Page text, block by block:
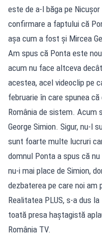
este de a-l băga pe
confirmare a faptului că
așa cum a fost și Mircea
Am spus că Ponta este
acum nu face altceva
acestea, acel videoclip pe
februarie în care spunea
România de sistem. Acum
George Simion. Sigur, nu-l
sunt foarte multe lucruri
domnul Ponta a spus că
nu-i mai place de Simion,
dezbaterea pe care noi
Realitatea PLUS, s-a dus
toată presa haștagistă
România TV.